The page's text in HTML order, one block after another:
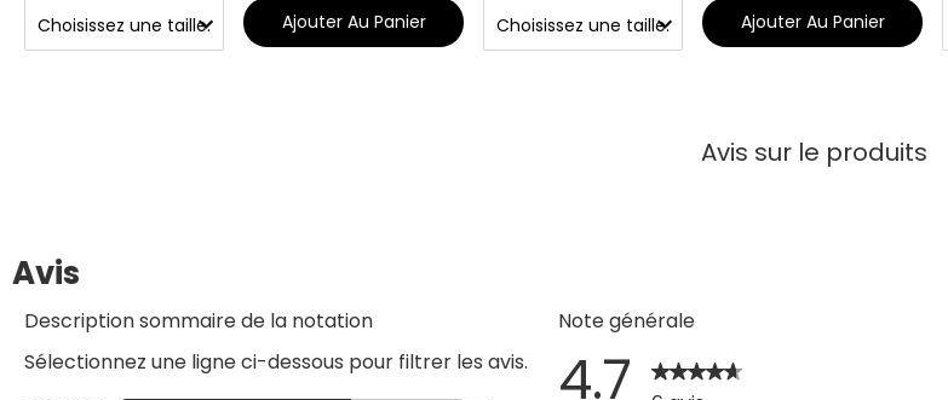
Ajouter Au Panier Ajouter Au Panier
Avis sur le produits